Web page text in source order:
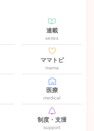
連載
series
ママトピ
mama
医療
medical
制度・支援
support